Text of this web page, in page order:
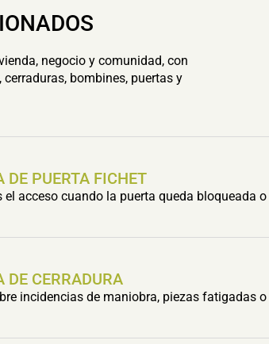
negocio y comunidad, con
bombines, puertas y
DE PUERTA FICHET
el acceso cuando la puerta queda bloqueada
DE CERRADURA
incidencias de maniobra, piezas fatigadas